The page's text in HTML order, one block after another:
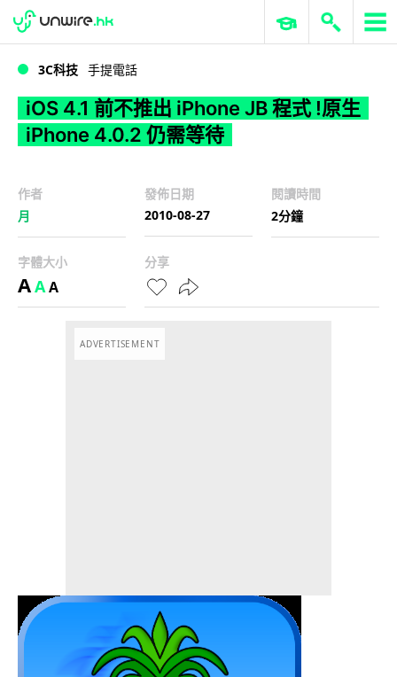
WWDC 2026 ERP 與商業 AI
3C科技 手提電話
iOS 4.1 前不推出 iPhone JB 程式 !原生
iPhone 4.0.2 仍需等待
作者
月
發佈日期
2010-08-27
閱讀時間
2分鐘
字體大小
AAA
分享
ADVERTISEMENT